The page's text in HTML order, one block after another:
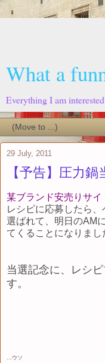
What a
Everything I am
29 July, 2011
【予告】圧力
某ブランド安売りサイ
レシピに応募したら
選ばれて、明日のAM
てくることになりまし
当選記念に、レシ
す。
...ウソ